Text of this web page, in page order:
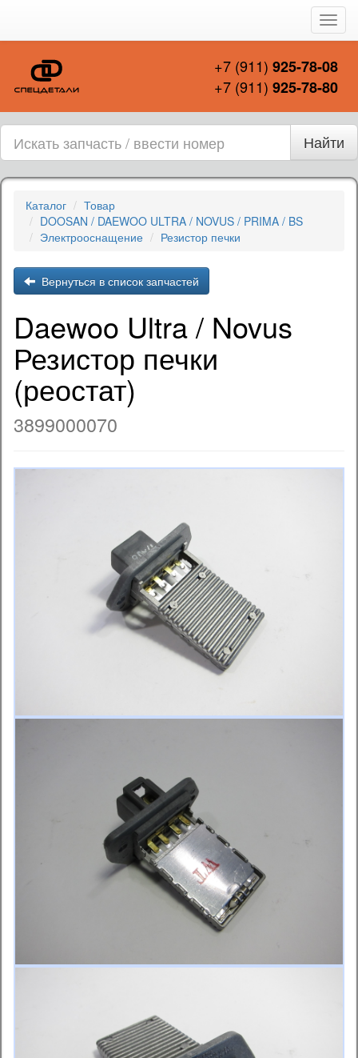
+7 (911) 925-78-08
+7 (911) 925-78-80
Найти
Каталог
Товар
DOOSAN / DAEWOO ULTRA / NOVUS / PRIMA / BS
Электрооснащение
Резистор печки
Вернуться в список запчастей
Daewoo Ultra / Novus
Резистор печки
(реостат)
3899000070